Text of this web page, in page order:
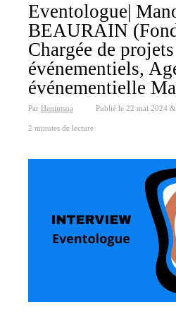
Eventologue|
BEAURAIN
Chargée de projets
événementiels,
événementielle
Par Henintsoa Publié le 22 mai 2024 &
2 minutes de lecture